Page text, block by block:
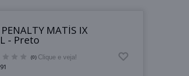
MATÍS IX
- Preto
(0) Clique e veja!